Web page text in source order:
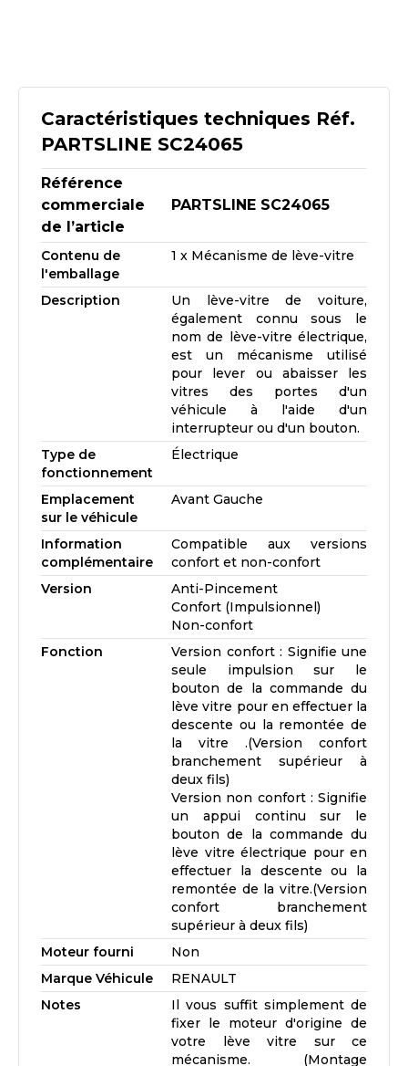
Caractéristiques techniques Réf.
PARTSLINE SC24065
Référence
commerciale
de l’article
PARTSLINE SC24065
Contenu de
l'emballage
1 x Mécanisme de lève-vitre
Description
Un lève-vitre de voiture,
également connu sous le
nom de lève-vitre électrique,
est un mécanisme utilisé
pour lever ou abaisser les
vitres des portes d'un
véhicule à l'aide d'un
interrupteur ou d'un bouton.
Type de
fonctionnement
Électrique
Emplacement
sur le véhicule
Avant Gauche
Information
complémentaire
Compatible aux versions
confort et non-confort
Version
Anti-Pincement
Confort (Impulsionnel)
Non-confort
Fonction
Version confort : Signifie une
seule impulsion sur le
bouton de la commande du
lève vitre pour en effectuer la
descente ou la remontée de
la vitre .(Version confort
branchement supérieur à
deux fils)
Version non confort : Signifie
un appui continu sur le
bouton de la commande du
lève vitre électrique pour en
effectuer la descente ou la
remontée de la vitre.(Version
confort branchement
supérieur à deux fils)
Moteur fourni
Non
Marque Véhicule
RENAULT
Notes
Il vous suffit simplement de
fixer le moteur d'origine de
votre lève vitre sur ce
mécanisme. (Montage